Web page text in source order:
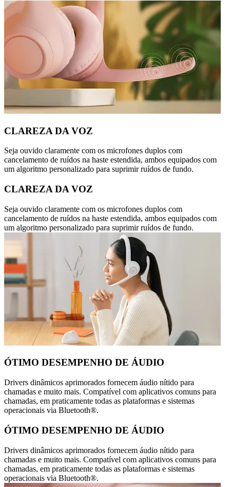
CLAREZA DA VOZ
Seja ouvido claramente com os microfones duplos com
cancelamento de ruídos na haste estendida, ambos equipados com
um algoritmo personalizado para suprimir ruídos de fundo.
CLAREZA DA VOZ
Seja ouvido claramente com os microfones duplos com
cancelamento de ruídos na haste estendida, ambos equipados com
um algoritmo personalizado para suprimir ruídos de fundo.
ÓTIMO DESEMPENHO DE ÁUDIO
Drivers dinâmicos aprimorados fornecem áudio nítido para
chamadas e muito mais. Compatível com aplicativos comuns para
chamadas, em praticamente todas as plataformas e sistemas
operacionais via Bluetooth®.
ÓTIMO DESEMPENHO DE ÁUDIO
Drivers dinâmicos aprimorados fornecem áudio nítido para
chamadas e muito mais. Compatível com aplicativos comuns para
chamadas, em praticamente todas as plataformas e sistemas
operacionais via Bluetooth®.